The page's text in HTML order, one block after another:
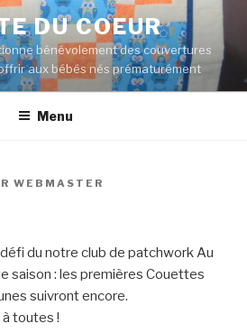
DU COEUR
bénévolement des couvertures
aux bébés nés prématurément
Menu
WEBMASTER
du notre club de patchwork Au
saison : les premières Couettes
suivront encore.
à toutes !